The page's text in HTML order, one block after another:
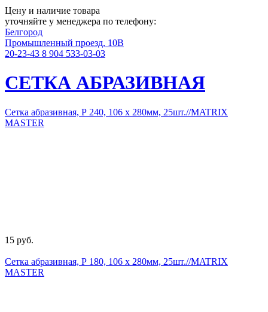
Цену и наличие товара
уточняйте у менеджера по телефону:
Белгород
Промышленный проезд, 10В
20-23-43 8 904 533-03-03
СЕТКА АБРАЗИВНАЯ
Сетка абразивная, Р 240, 106 х 280мм, 25шт.//MATRIX
MASTER
15 руб.
Сетка абразивная, Р 180, 106 х 280мм, 25шт.//MATRIX
MASTER